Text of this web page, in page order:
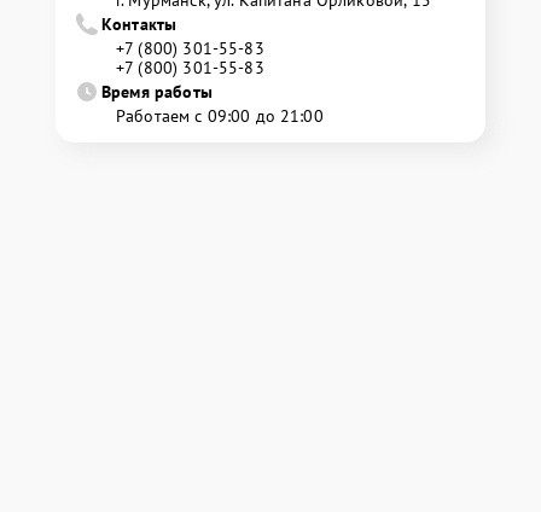
Контакты
+7 (800) 301-55-83
+7 (800) 301-55-83
Время работы
Работаем с 09:00 до 21:00